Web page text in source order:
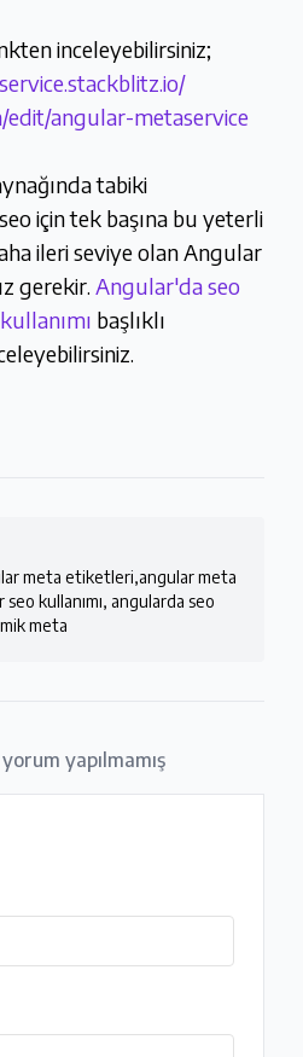
inceleyebilirsiniz;
edit/angular-metaservice
tabiki
için tek başına bu yeterli
ileri seviye olan Angular
gerekir. Angular'da seo
başlıklı
meta etiketleri,angular meta
seo kullanımı, angularda seo
meta
yapılmamış